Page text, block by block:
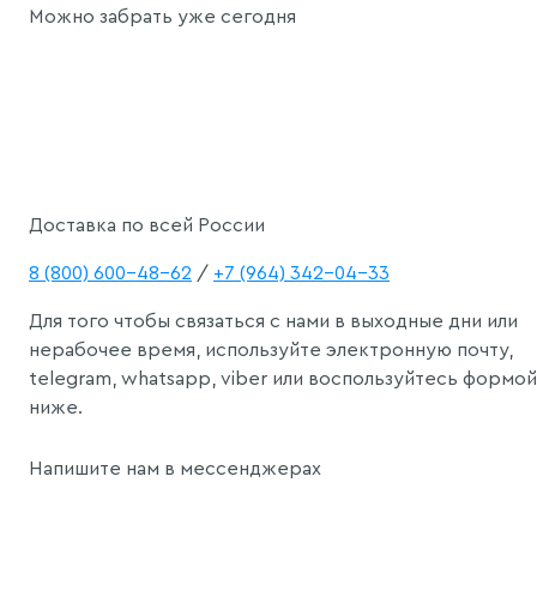
Можно забрать уже сегодня
Доставка по всей России
8 (800) 600-48-62 / +7 (964) 342-04-33
Для того чтобы связаться с нами в выходные дни или
нерабочее время, используйте электронную почту,
telegram, whatsapp, viber или воспользуйтесь формой
ниже.
Напишите нам в мессенджерах